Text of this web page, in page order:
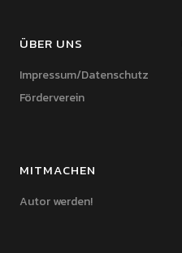
ÜBER UNS
Impressum/Datenschutz
Förderverein
MITMACHEN
Autor werden!